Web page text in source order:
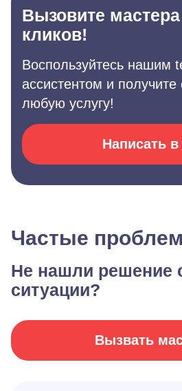
Вызовите
кликов!
Воспользуйтесь нашим
ассистентом и получите
любую услугу!
Написать в
Частые
Не нашли решение
ситуации?
Вызвать